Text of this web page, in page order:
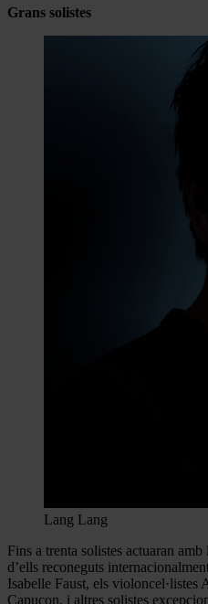
Grans solistes
Lang Lang
Fins a trenta solistes actuaran
d’ells reconeguts
Isabelle Faust, els violoncel·listes
Capuçon, i altres solistes